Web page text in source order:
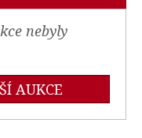
nebyly
AUKCE